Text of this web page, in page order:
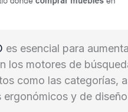
es esencial para
los motores de
como las categorías,
y de